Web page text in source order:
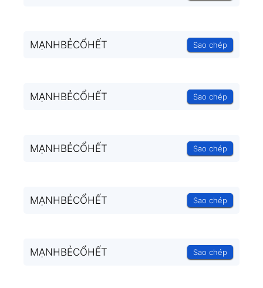
MẠNHBẺCỔHẾT Sao chép
MẠNHBẺCỔHẾT Sao chép
MẠNHBẺCỔHẾT Sao chép
MẠNHBẺCỔHẾT Sao chép
MẠNHBẺCỔHẾT Sao chép